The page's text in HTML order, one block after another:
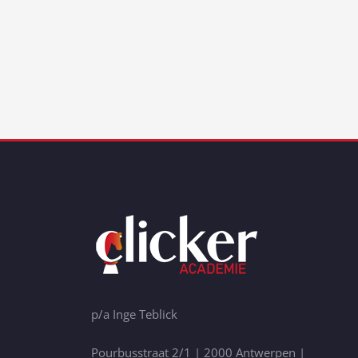
p/a Inge Teblick
Pourbusstraat 2/1 | 2000 Antwerpen |